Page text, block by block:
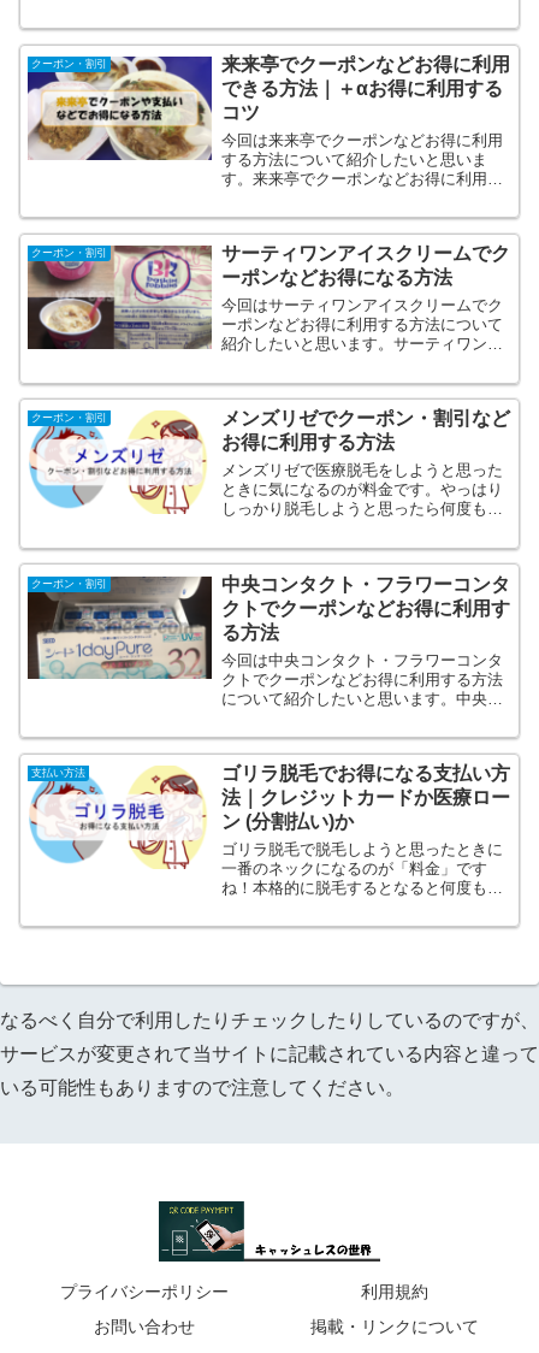
きに絶対チェックがクーポンや割引、キ
ャンペーンです。エクササイズコーチで
は割引・クーポン、キャン...
クーポン・割引
来来亭でクーポンなどお得に利用
できる方法｜＋αお得に利用する
コツ
今回は来来亭でクーポンなどお得に利用
する方法について紹介したいと思いま
す。来来亭でクーポンなどお得に利用す
っているのと知らないのでは損得で大き
な差が出てくると思います！そこで来来
亭でクーポンなどお得に利用...
クーポン・割引
サーティワンアイスクリームでク
ーポンなどお得になる方法
今回はサーティワンアイスクリームでク
ーポンなどお得に利用する方法について
紹介したいと思います。サーティワンア
する方法を知っているのと知らないので
は損得で大きな差が出てくると思いま
す！そこでサーティワンアイ...
クーポン・割引
メンズリゼでクーポン・割引など
お得に利用する方法
メンズリゼで医療脱毛をしようと思った
ときに気になるのが料金です。やっはり
しっかり脱毛しようと思ったら何度も通
オプションにもよりますが数十万はかか
ってきます。となったときに絶対チェッ
クがクーポンや割引です。...
クーポン・割引
中央コンタクト・フラワーコンタ
クトでクーポンなどお得に利用す
る方法
今回は中央コンタクト・フラワーコンタ
クトでクーポンなどお得に利用する方法
について紹介したいと思います。中央コ
ンなどお得に利用する方法を知っている
のと知らないのでは損得で大きな差が出
てくると思います！そこで...
支払い方法
ゴリラ脱毛でお得になる支払い方
法｜クレジットカードか医療ロー
ン (分割払い)か
ゴリラ脱毛で脱毛しようと思ったときに
一番のネックになるのが「料金」です
ね！本格的に脱毛するとなると何度も通
何十万とかかります。そうなってくると
なるべく自分で利用したりチェックしたりしているのですが、
サービスが変更されて当サイトに記載されている内容と違って
いる可能性もありますので注意してください。
プライバシーポリシー
利用規約
お問い合わせ
掲載・リンクについて